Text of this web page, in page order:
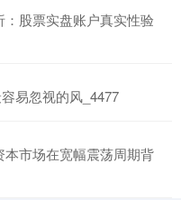
股票实盘账户真实性验
易忽视的风_4477
市场在宽幅震荡周期背